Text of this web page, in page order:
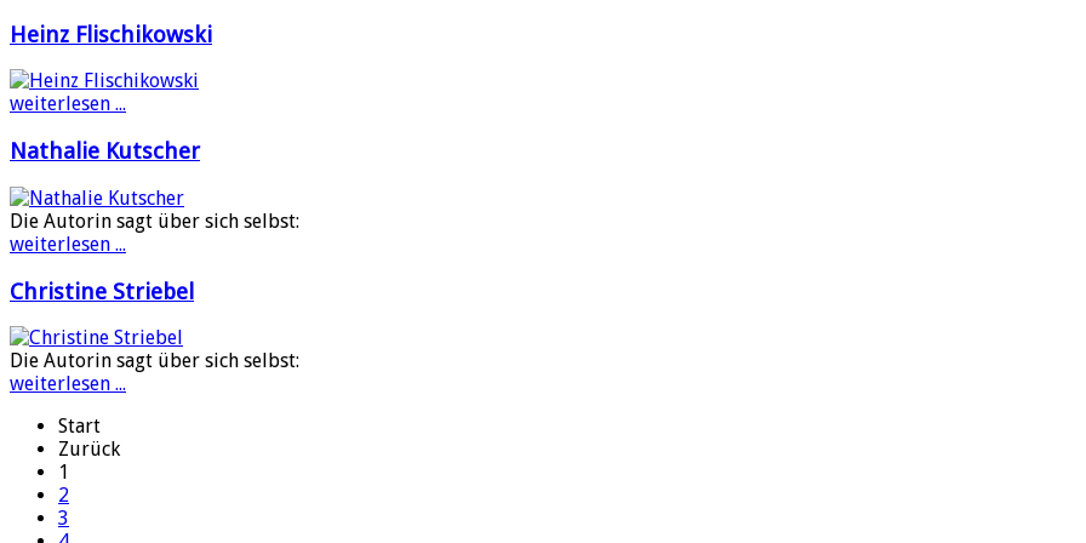
Heinz Flischikowski
weiterlesen ...
Nathalie Kutscher
Die Autorin sagt über sich selbst:
weiterlesen ...
Christine Striebel
Die Autorin sagt über sich selbst:
weiterlesen ...
Start
Zurück
1
2
3